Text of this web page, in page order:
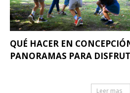
QUÉ HACER EN
PANORAMAS PARA
Leer mas